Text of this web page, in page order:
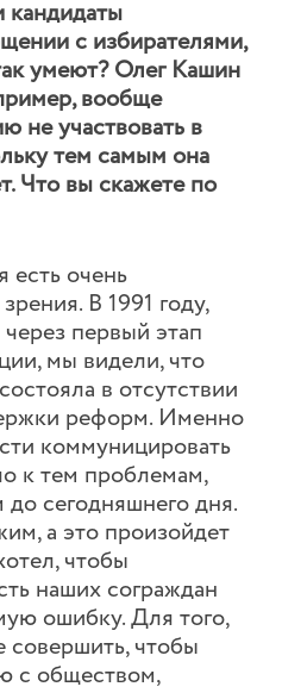
кандидаты
с избирателями,
умеют? Олег Кашин
вообще
не участвовать в
тем самым она
Что вы скажете по
есть очень
В 1991 году,
первый этап
мы видели, что
в отсутствии
реформ. Именно
коммуницировать
к тем проблемам,
сегодняшнего дня.
а это произойдет
чтобы
наших сограждан
ошибку. Для того,
совершить, чтобы
с обществом,